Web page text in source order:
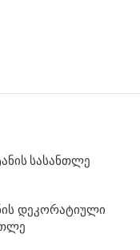
დეკორატიული